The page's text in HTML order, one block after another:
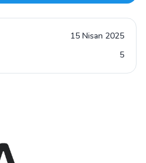
15 Nisan 2025
5